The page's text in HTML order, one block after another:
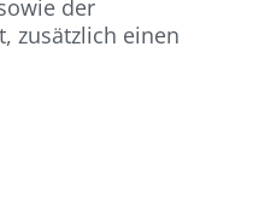
der
zusätzlich einen